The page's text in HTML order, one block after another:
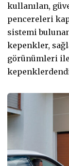
kullanılan,
pencereleri
sistemi
kepenkler,
görünümleri